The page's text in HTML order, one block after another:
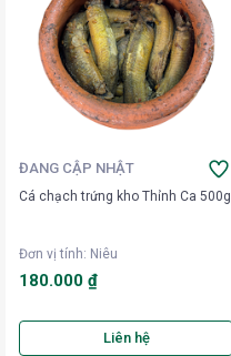
ĐANG CẬP NHẬT
Cá chạch trứng kho Thỉnh Ca 500g
Đơn vị tính: Niêu
180.000 ₫
Liên hệ